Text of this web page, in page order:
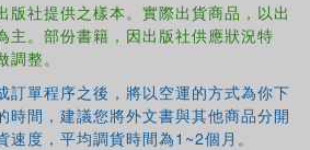
版社提供之樣本。實際出貨商品，以出
主。部份書籍，因出版社供應狀況特
整。
訂單程序之後，將以空運的方式為你下
時間，建議您將外文書與其他商品分開
度，平均調貨時間為1~2個月。